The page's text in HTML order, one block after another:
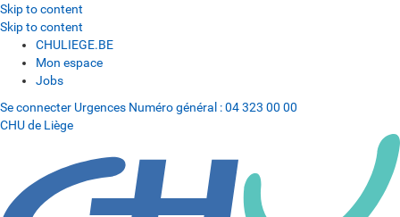
Skip to content
Skip to content
CHULIEGE.BE
Mon espace
Jobs
Se connecter Urgences Numéro général :04 323 00 00
CHU de Liège